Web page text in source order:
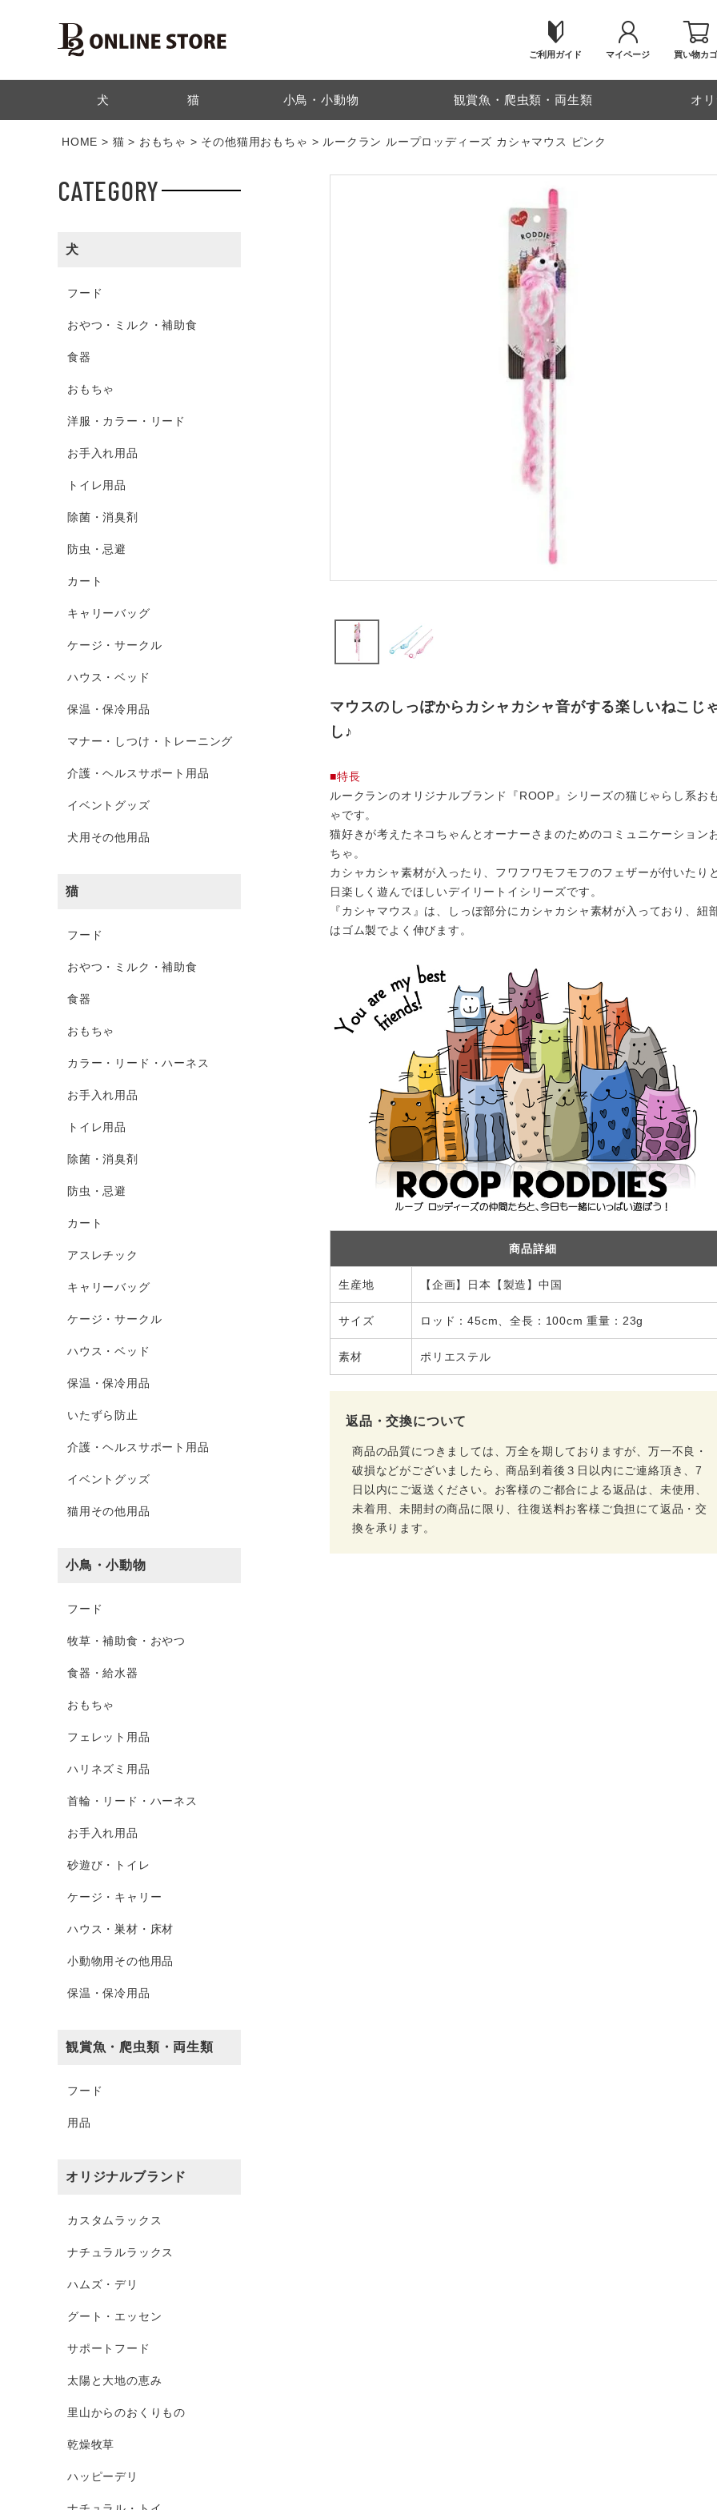
ご利用ガイド マイページ 買い物カゴ
検索
犬 猫 小鳥・小動物 観賞魚・爬虫類・両生類 オ
HOME 猫 おもちゃ その他猫用おもちゃ ルークラン ループロッディーズ カシャマウス ピンク
CATEGORY
犬
フード
おやつ・ミルク・補助食
食器
おもちゃ
洋服・カラー・リード
お手入れ用品
トイレ用品
除菌・消臭剤
防虫・忌避
カート
キャリーバッグ
ケージ・サークル
ハウス・ベッド
保温・保冷用品
マナー・しつけ・トレーニング
介護・ヘルスサポート用品
イベントグッズ
犬用その他用品
猫
フード
おやつ・ミルク・補助食
食器
おもちゃ
カラー・リード・ハーネス
お手入れ用品
トイレ用品
除菌・消臭剤
防虫・忌避
カート
アスレチック
キャリーバッグ
ケージ・サークル
ハウス・ベッド
保温・保冷用品
いたずら防止
介護・ヘルスサポート用品
イベントグッズ
猫用その他用品
小鳥・小動物
フード
牧草・補助食・おやつ
食器・給水器
おもちゃ
フェレット用品
ハリネズミ用品
首輪・リード・ハーネス
お手入れ用品
砂遊び・トイレ
ケージ・キャリー
ハウス・巣材・床材
小動物用その他用品
保温・保冷用品
観賞魚・爬虫類・両生類
フード
用品
オリジナルブランド
カスタムラックス
ナチュラルラックス
ハムズ・デリ
グート・エッセン
サポートフード
太陽と大地の恵み
里山からのおくりもの
乾燥牧草
ハッピーデリ
マウスのしっぽからカシャカシャ音がする楽しいねこじ
し♪
■特長
ルークランのオリジナルブランド『ROOP』シリーズの猫じゃらし系お
ゃです。
猫好きが考えたネコちゃんとオーナーさまのためのコミュニケーション
ちゃ。
カシャカシャ素材が入ったり、フワフワモフモフのフェザーが付いたり
日楽しく遊んでほしいデイリートイシリーズです。
『カシャマウス』は、しっぽ部分にカシャカシャ素材が入っており、紐
はゴム製でよく伸びます。
商品詳細
生産地 【企画】日本【製造】中国
サイズ ロッド：45cm、全長：100cm 重量：23g
素材 ポリエステル
返品・交換について
商品の品質につきましては、万全を期しておりますが、万一不良・
破損などがございましたら、商品到着後３日以内にご連絡頂き、7
日以内にご返送ください。お客様のご都合による返品は、未使用、
未着用、未開封の商品に限り、往復送料お客様ご負担にて返品・交
換を承ります。